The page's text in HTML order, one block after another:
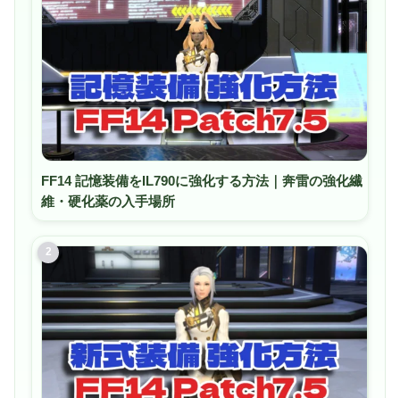
FF14 記憶装備をIL790に強化する方法｜奔雷の強化繊
維・硬化薬の入手場所
2